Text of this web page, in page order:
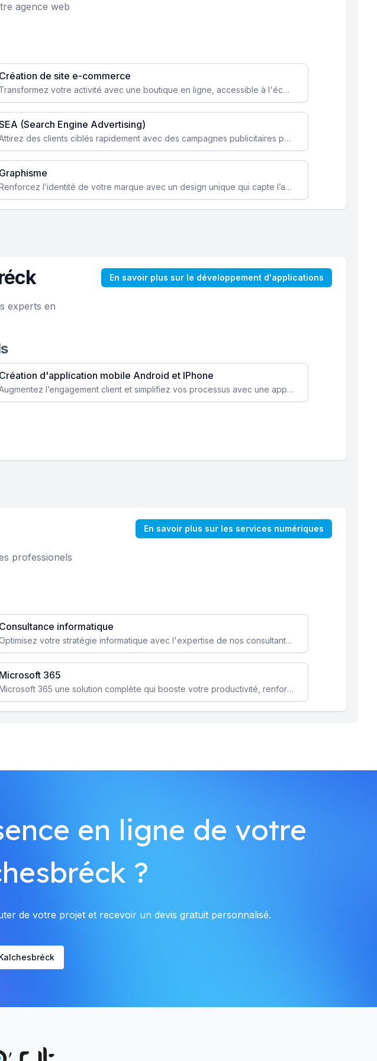
agence web
Création de site e-commerce
Transformez votre activité avec une boutique en ligne, accessible à l'échelle mondiale 24/7.
(Search Engine Advertising)
Attirez des clients ciblés rapidement avec des campagnes publicitaires payantes optimisées pour vos objectifs.
Graphisme
Renforcez l’identité de votre marque avec un design unique qui capte l’attention et engage vos clients.
En savoir plus sur le développement d'applications
experts en
Création d'application mobile Android et IPhone
Augmentez l’engagement client et simplifiez vos processus avec une application mobile sur mesure, disponible sur iOS et Android.
En savoir plus sur les services numériques
professionels
Consultance informatique
Optimisez votre stratégie informatique avec l'expertise de nos consultants pour améliorer votre efficacité et sécurité.
Microsoft 365
Microsoft 365 une solution complète qui booste votre productivité, renforce la sécurité de vos données et facilite la collaboration.
en ligne de votre
?
de votre projet et recevoir un devis gratuit personnalisé.